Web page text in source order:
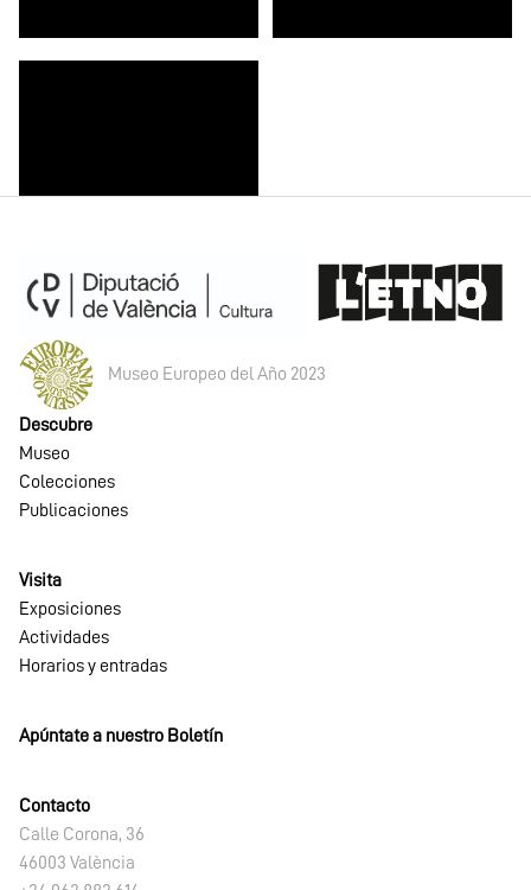
Museo Europeo del Año 2023
Descubre
Museo
Colecciones
Publicaciones
Visita
Exposiciones
Actividades
Horarios y entradas
Apúntate a nuestro Boletín
Contacto
Calle Corona, 36
46003 València